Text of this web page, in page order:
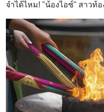
จำได้ไหม! "น้องไอซ์" สาวท้